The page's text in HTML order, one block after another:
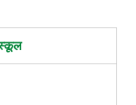
स्कूल